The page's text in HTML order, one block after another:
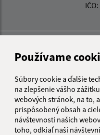
Používame
Súbory cookie a ďalšie
na zlepšenie vášho
webových stránok, na to,
prispôsobený obsah a
návštevnosti našich
toho, odkiaľ naši